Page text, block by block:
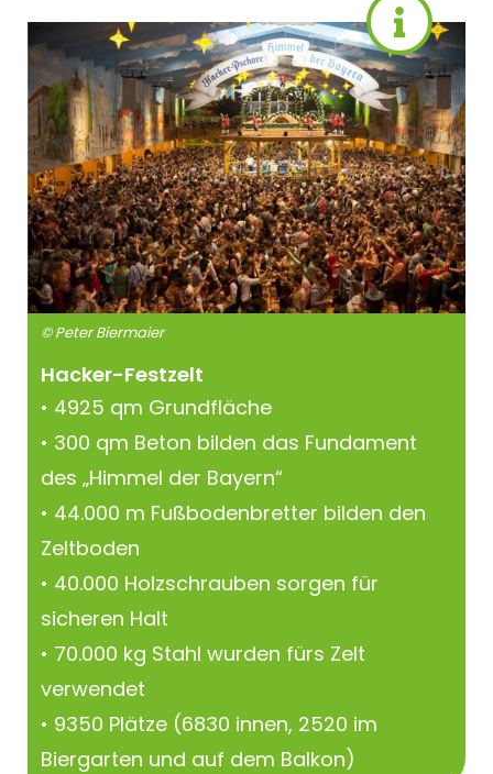
• 4925 qm Grundfläche
• 300 qm Beton bilden das Fundament
des „Himmel der Bayern“
• 44.000 m Fußbodenbretter bilden den
Zeltboden
• 40.000 Holzschrauben sorgen für
sicheren Halt
• 70.000 kg Stahl wurden fürs Zelt
verwendet
• 9350 Plätze (6830 innen, 2520 im
Biergarten und auf dem Balkon)
Hacker-Festzelt
© Peter Biermaier